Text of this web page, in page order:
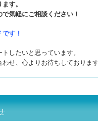
す。
気軽にご相談ください！
す！
したいと思っています。
せ、心よりお待ちしておりま